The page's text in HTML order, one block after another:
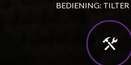
BEDIENING: